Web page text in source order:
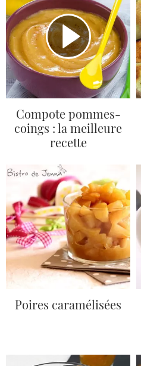
Compote pommes-
coings : la meilleure
recette
Poires caramélisées